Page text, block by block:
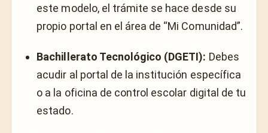
este modelo, el trámite se hace desde su
propio portal en el área de “Mi Comunidad”.
Bachillerato Tecnológico (DGETI): Debes
acudir al portal de la institución específica
o a la oficina de control escolar digital de tu
estado.